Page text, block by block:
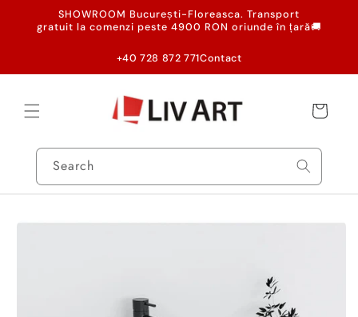
Skip to
content
SHOWROOM București-Floreasca. Transport
gratuit la comenzi peste 4900 RON oriunde în țară🚚
+40 728 872 771Contact
Cart
Search
Skip to